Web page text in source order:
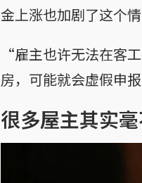
金上涨也加剧了这个情
“雇主也许无法在客
房，可能就会虚假申
很多屋主其实毫